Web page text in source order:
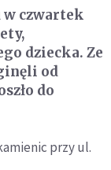
w czwartek
dziecka. Ze
od
do
przy ul.